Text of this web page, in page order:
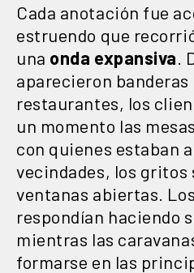
Cada anotación fue
estruendo que
una onda expansiva
aparecieron
restaurantes, los
un momento las
con quienes estaban
vecindades, los gritos
ventanas abiertas.
respondían haciendo
mientras las
formarse en las